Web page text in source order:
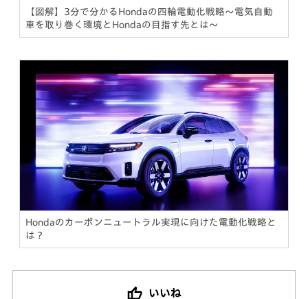
【図解】3分で分かるHondaの四輪電動化戦略〜電気自動
車を取り巻く環境とHondaの目指す先とは〜
Hondaのカーボンニュートラル実現に向けた電動化戦略と
は？
いいね